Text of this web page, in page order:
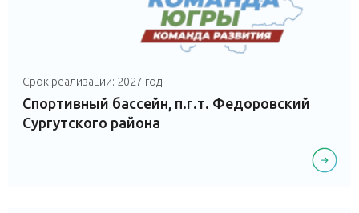
Срок реализации: 2027 год
Спортивный бассейн, п.г.т. Федоровский
Сургутского района